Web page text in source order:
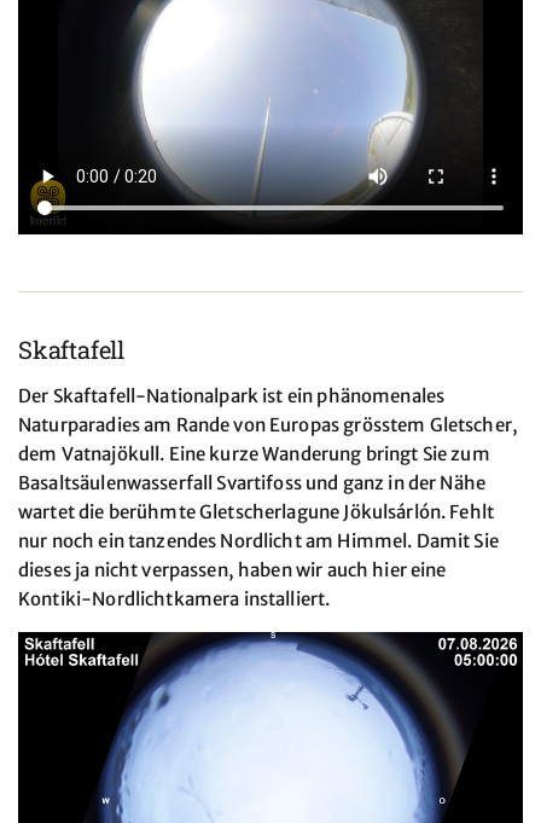
Skaftafell
Der Skaftafell-Nationalpark ist ein phänomenales
Naturparadies am Rande von Europas grösstem Gletscher,
dem Vatnajökull. Eine kurze Wanderung bringt Sie zum
Basaltsäulenwasserfall Svartifoss und ganz in der Nähe
wartet die berühmte Gletscherlagune Jökulsárlón. Fehlt
nur noch ein tanzendes Nordlicht am Himmel. Damit Sie
dieses ja nicht verpassen, haben wir auch hier eine
Kontiki-Nordlichtkamera installiert.